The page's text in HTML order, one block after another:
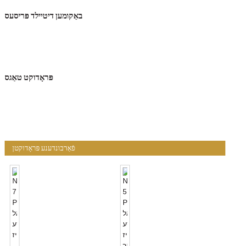
באַקומען דיטיילד פּריסעס
פּראָדוקט טאַגס
פֿאַרבונדענע פּראָדוקטן